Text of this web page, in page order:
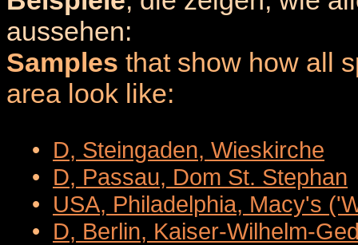
aussehen:
Samples that show how all
area look like:
• D, Steingaden, Wieskirche
• D, Passau, Dom St. Stephan
• USA, Philadelphia, Macy's
• D, Berlin, Kaiser-Wilhelm-